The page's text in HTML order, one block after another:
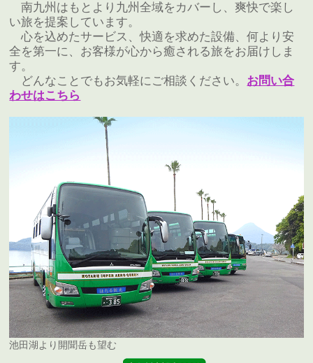
南九州はもとより九州全域をカバーし、爽快で楽し
い旅を提案しています。
心を込めたサービス、快適を求めた設備、何より安
全を第一に、お客様が心から癒される旅をお届けしま
す。
どんなことでもお気軽にご相談ください。 お問い合
わせはこちら
池田湖より開聞岳も望む